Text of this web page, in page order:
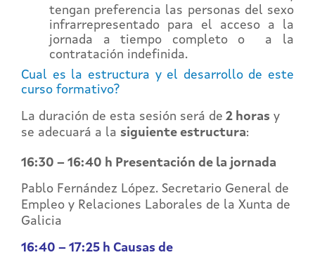
tengan preferencia las personas del sexo
infrarrepresentado para el acceso a la
jornada a tiempo completo o a la
contratación indefinida.
Cual es la estructura y el desarrollo de este
curso formativo?
La duración de esta sesión será de 2 horas y
se adecuará a la siguiente estructura:
16:30 – 16:40 h Presentación de la jornada
Pablo Fernández López. Secretario General de
Empleo y Relaciones Laborales de la Xunta de
Galicia
16:40 – 17:25 h Causas de